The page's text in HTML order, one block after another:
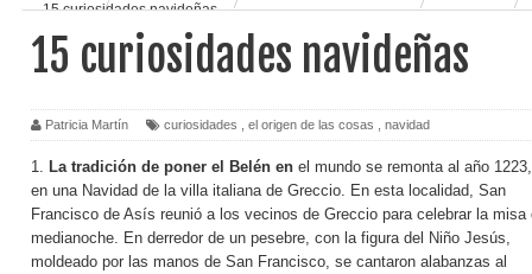
15 curiosidades navideñas
15 curiosidades navideñas
Patricia Martín curiosidades el origen de las cosas navidad
1. La tradición de poner el Belén en el mundo se remonta al año 1223,
en una Navidad de la villa italiana de Greccio. En esta localidad, San
Francisco de Asís reunió a los vecinos de Greccio para celebrar la misa
medianoche. En derredor de un pesebre, con la figura del Niño Jesús,
moldeado por las manos de San Francisco, se cantaron alabanzas al